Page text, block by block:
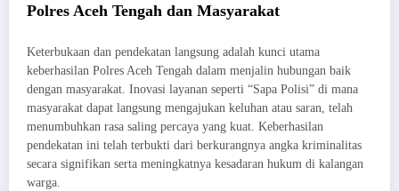
Polres Aceh Tengah dan Masyarakat
Keterbukaan dan pendekatan langsung adalah kunci utama
keberhasilan Polres Aceh Tengah dalam menjalin hubungan baik
dengan masyarakat. Inovasi layanan seperti “Sapa Polisi” di mana
masyarakat dapat langsung mengajukan keluhan atau saran, telah
menumbuhkan rasa saling percaya yang kuat. Keberhasilan
pendekatan ini telah terbukti dari berkurangnya angka kriminalitas
secara signifikan serta meningkatnya kesadaran hukum di kalangan
warga.